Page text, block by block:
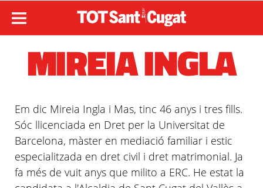
MIREIA INGLA
Em dic Mireia Ingla i Mas, tinc 46 anys i tres fills.
Sóc llicenciada en Dret per la Universitat de
Barcelona, màster en mediació familiar i estic
especialitzada en dret civil i dret matrimonial. Ja
fa més de vuit anys que milito a ERC. He estat la